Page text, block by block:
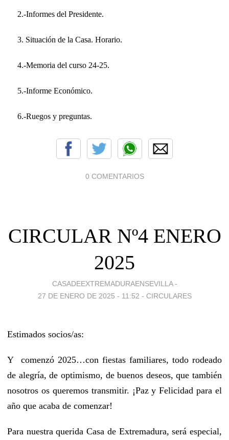
2.-Informes del Presidente.
3. Situación de la Casa. Horario.
4.-Memoria del curso 24-25.
5.-Informe Económico.
6.-Ruegos y preguntas.
0 COMENTARIOS
CIRCULAR Nº4 ENERO
2025
CASADEEXTREMADURAENSEVILLA -
27 DE ENERO DE 2025 - 11:52 - CIRCULARES
Estimados socios/as:
Y comenzó 2025…con fiestas familiares, todo rodeado
de alegría, de optimismo, de buenos deseos, que también
nosotros os queremos transmitir. ¡Paz y Felicidad para el
año que acaba de comenzar!
Para nuestra querida Casa de Extremadura, será especial,